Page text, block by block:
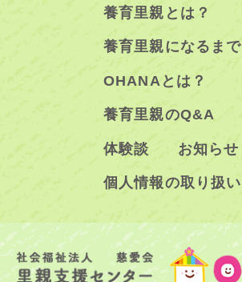
養育里親とは？
養育里親になるまで
OHANAとは？
養育里親のQ&A
体験談 お知らせ
個人情報の取り扱い